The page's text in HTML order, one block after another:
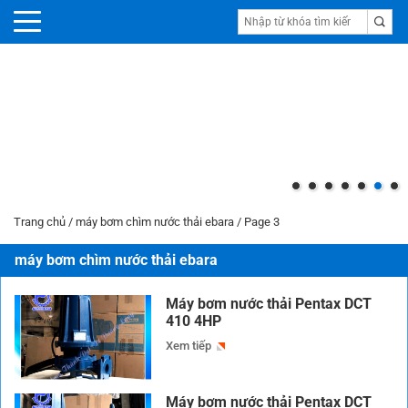
Máy bơm nước SeaLand
Trang chủ / máy bơm chìm nước thải ebara / Page 3
máy bơm chìm nước thải ebara
Máy bơm nước thải Pentax DCT
410 4HP
Xem tiếp
Máy bơm nước thải Pentax DCT